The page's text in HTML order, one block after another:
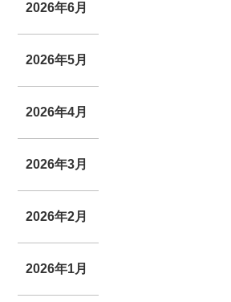
2026年6月
2026年5月
2026年4月
2026年3月
2026年2月
2026年1月